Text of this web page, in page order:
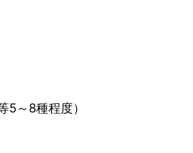
5～8種程度）